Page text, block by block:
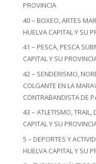
PROVINCIA
40 – BOXEO, ARTES
HUELVA CAPITAL Y SU
41 – PESCA, PESCA
CAPITAL Y SU
42 – SENDERISMO,
COLGANTE EN LA
CONTRABANDISTA DE
43 – ATLETISMO,
CAPITAL Y SU
5 – DEPORTES Y
HUELVA CAPITAL Y SU